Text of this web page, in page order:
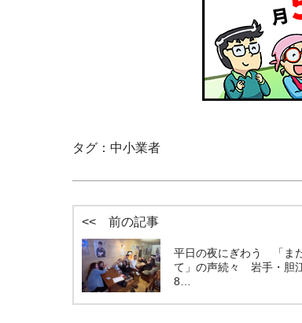
タグ： 中小業者
<< 前の記事
平日の夜にぎわう 「ま
て」の声続々 岩手・胆
8…